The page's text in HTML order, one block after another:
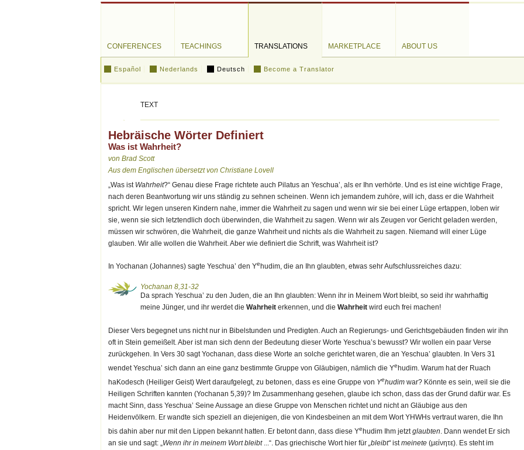
CONFERENCES TEACHINGS TRANSLATIONS MARKETPLACE ABOUT US
Español Nederlands Deutsch Become a Translator
TEXT
Hebräische Wörter Definiert
Was ist Wahrheit?
von Brad Scott
Aus dem Englischen übersetzt von Christiane Lovell
„Was ist Wahrheit?“ Genau diese Frage richtete auch Pilatus an Yeschua’, als er Ihn verhörte. Und es ist eine wichtige Frage,
nach deren Beantwortung wir uns ständig zu sehnen scheinen. Wenn ich jemandem zuhöre, will ich, dass er die Wahrheit
spricht. Wir legen unseren Kindern nahe, immer die Wahrheit zu sagen und wenn wir sie bei einer Lüge ertappen, loben wir
sie, wenn sie sich letztendlich doch überwinden, die Wahrheit zu sagen. Wenn wir als Zeugen vor Gericht geladen werden,
müssen wir schwören, die Wahrheit, die ganze Wahrheit und nichts als die Wahrheit zu sagen. Niemand will einer Lüge
glauben. Wir alle wollen die Wahrheit. Aber wie definiert die Schrift, was Wahrheit ist?
In Yochanan (Johannes) sagte Yeschua’ den Ye hudim, die an Ihn glaubten, etwas sehr Aufschlussreiches dazu:
Yochanan 8,31-32
Da sprach Yeschua’ zu den Juden, die an Ihn glaubten: Wenn ihr in Meinem Wort bleibt, so seid ihr wahrhaftig
meine Jünger, und ihr werdet die Wahrheit erkennen, und die Wahrheit wird euch frei machen!
Dieser Vers begegnet uns nicht nur in Bibelstunden und Predigten. Auch an Regierungs- und Gerichtsgebäuden finden wir ihn
oft in Stein gemeißelt. Aber ist man sich denn der Bedeutung dieser Worte Yeschua’s bewusst? Wir wollen ein paar Verse
zurückgehen. In Vers 30 sagt Yochanan, dass diese Worte an solche gerichtet waren, die an Yeschua’ glaubten. In Vers 31
wendet Yeschua’ sich dann an eine ganz bestimmte Gruppe von Gläubigen, nämlich die Ye hudim. Warum hat der Ruach
haKodesch (Heiliger Geist) Wert daraufgelegt, zu betonen, dass es eine Gruppe von Yehudim war? Könnte es sein, weil sie die
Heiligen Schriften kannten (Yochanan 5,39)? Im Zusammenhang gesehen, glaube ich schon, dass das der Grund dafür war. Es
macht Sinn, dass Yeschua’ Seine Aussage an diese Gruppe von Menschen richtet und nicht an Gläubige aus den
Heidenvölkern. Er wandte sich speziell an diejenigen, die von Kindesbeinen an mit dem Wort YHWHs vertraut waren, die Ihn
bis dahin aber nur mit den Lippen bekannt hatten. Er betont dann, dass diese Ye hudim Ihm jetztglaubten. Dann wendet Er sich
an sie und sagt: „Wenn ihr in meinem Wort bleibt...“. Das griechische Wort hier für „bleibt“istmeinete (μείνητε). Es steht im